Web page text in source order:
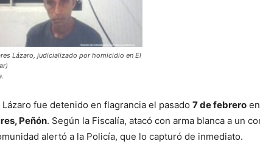
Lázaro, judicializado por homicidio en El
Lázaro fue detenido en flagrancia el pasado 7 de febrero
Peñón. Según la Fiscalía, atacó con arma blanca a un
alertó a la Policía, que lo capturó de inmediato.